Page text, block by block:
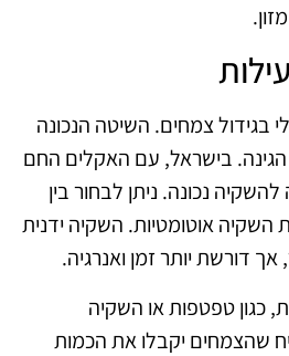
בגידול צמחים. השיטה הנכונה
בישראל, עם האקלים החם
נכונה. ניתן לבחור בין
השקיה אוטומטיות. השקיה ידנית
דורשת יותר זמן ואנרגיה.
כגון טפטפות או השקיה
שהצמחים יקבלו את הכמות